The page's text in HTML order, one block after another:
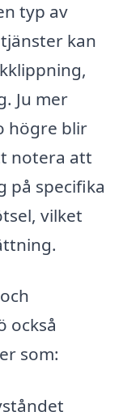
typ av
kan
Ju mer
högre blir
notera att
på specifika
vilket
också
som: